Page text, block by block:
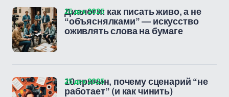
Диалоги: как писать живо, а не
“объяснялками” — искусство
оживлять слова на бумаге
25 дек 2025
10 причин, почему сценарий “не
работает” (и как чинить)
25 дек 2025